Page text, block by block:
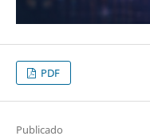
PDF
Publicado